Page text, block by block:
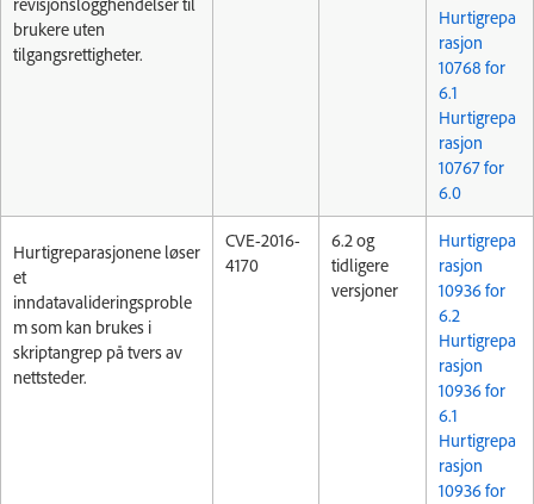
brukere uten
tilgangsrettigheter.
Hurtigrepa
rasjon
10768 for
6.1
Hurtigrepa
rasjon
10767 for
6.0
Hurtigreparasjonene løser
et
inndatavalideringsproble
m som kan brukes i
skriptangrep på tvers av
nettsteder.
CVE-2016-
4170
6.2 og
tidligere
versjoner
Hurtigrepa
rasjon
10936 for
6.2
Hurtigrepa
rasjon
10936 for
6.1
Hurtigrepa
rasjon
10936 for